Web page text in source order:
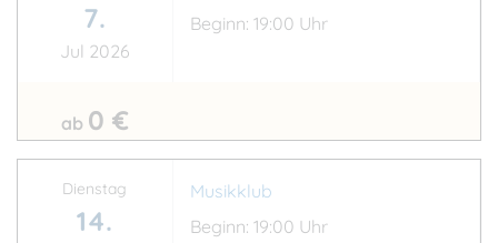
7.
Jul 2026
Beginn: 19:00 Uhr
ab 0 €
Dienstag
14.
Musikklub
Beginn: 19:00 Uhr